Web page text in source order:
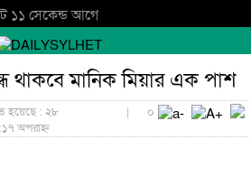
১১ সেকেন্ড আগে
থাকবে মানিক মিয়ার এক পাশ
হয়েছে : ২৮
অপরাহ্ন
| ০